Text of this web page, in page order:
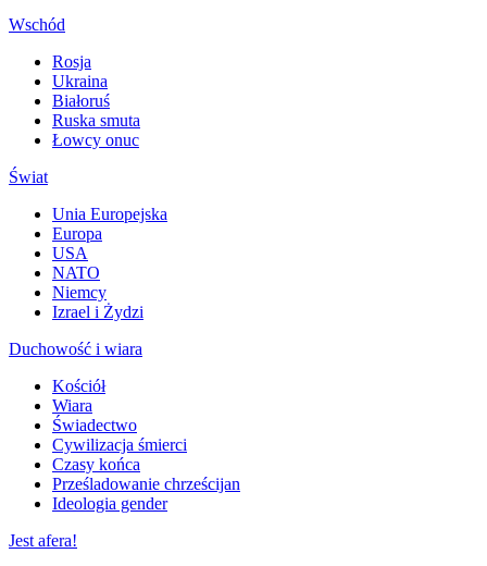
Wschód
Rosja
Ukraina
Białoruś
Ruska smuta
Łowcy onuc
Świat
Unia Europejska
Europa
USA
NATO
Niemcy
Izrael i Żydzi
Duchowość i wiara
Kościół
Wiara
Świadectwo
Cywilizacja śmierci
Czasy końca
Prześladowanie chrześcijan
Ideologia gender
Jest afera!